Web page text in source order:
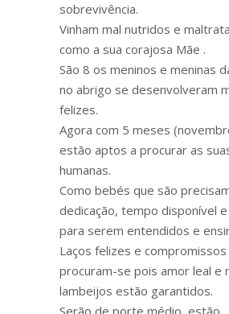
sobrevivência.
Vinham mal nutridos e
como a sua corajosa Mãe .
São 8 os meninos e meninas
no abrigo se desenvolveram
felizes.
Agora com 5 meses
estão aptos a procurar as
humanas.
Como bebés que são
dedicação, tempo disponível
para serem entendidos e
Laços felizes e compromissos
procuram-se pois amor leal e
lambeijos estão garantidos.
Serão de porte médio, estão